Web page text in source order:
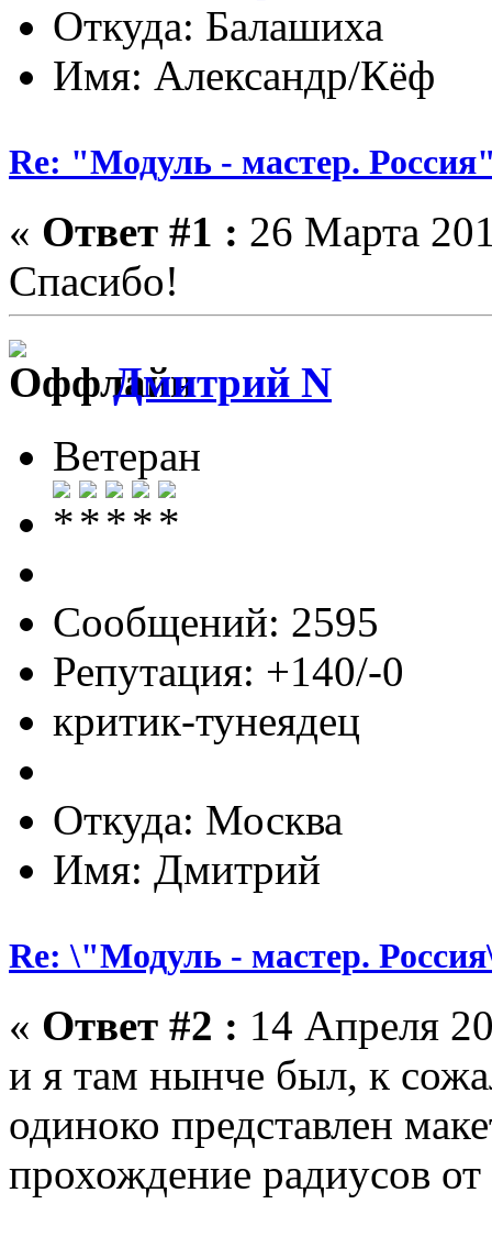
Откуда: Балашиха
Имя: Александр/Кёф
Re: "Модуль - мастер.
« Ответ #1 : 26 Марта
Спасибо!
Дмитрий N
Ветеран
Сообщений: 2595
Репутация: +140/-0
критик-тунеядец
Откуда: Москва
Имя: Дмитрий
Re: \"Модуль - мастер.
« Ответ #2 : 14 Апреля
и я там нынче был, к
одиноко представлен
прохождение радиусов от